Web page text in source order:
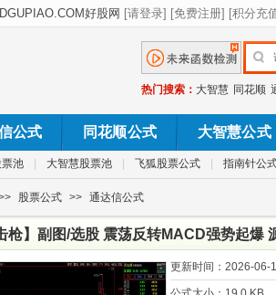
热门搜索： 大智慧 同花顺
公式 同花顺公式 大智慧公式
池 大智慧股票池 飞狐股票公式 指南针公
股票公式 >> 通达信公式
枪】副图/选股 震荡反转MACD强势起爆
更新时间： 2026-06-